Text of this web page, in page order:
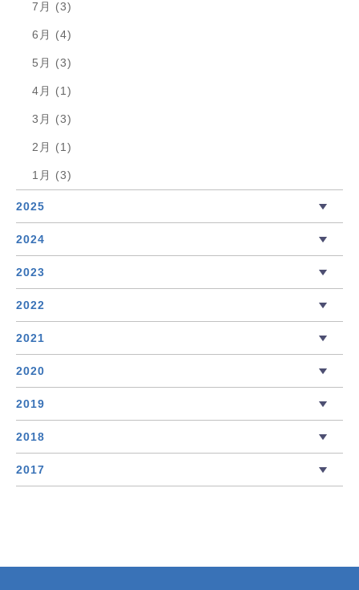
7月 (3)
6月 (4)
5月 (3)
4月 (1)
3月 (3)
2月 (1)
1月 (3)
2025
2024
2023
2022
2021
2020
2019
2018
2017